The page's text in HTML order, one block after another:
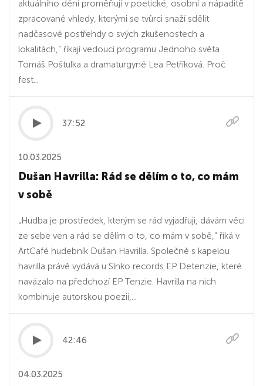
aktuálního dění proměňují v poetické, osobní a nápaditě
zpracované vhledy, kterými se tvůrci snaží sdělit
nadčasové postřehdy o svých zkušenostech a
lokalitách,“ říkají vedoucí programu Jednoho světa
Tomáš Poštulka a dramaturgyně Lea Petříková. Proč
fest...
37:52
10.03.2025
Dušan Havrilla: Rád se dělím o to, co mám
v sobě
„Hudba je prostředek, kterým se rád vyjadřuji, dávám věci
ze sebe ven a rád se dělím o to, co mám v sobě,“ říká v
ArtCafé hudebník Dušan Havrilla. Společně s kapelou
havrilla právě vydává u Slnko records EP Detenzie, které
navázalo na předchozí EP Tenzie. Havrilla na nich
kombinuje autorskou poezii,...
42:46
04.03.2025